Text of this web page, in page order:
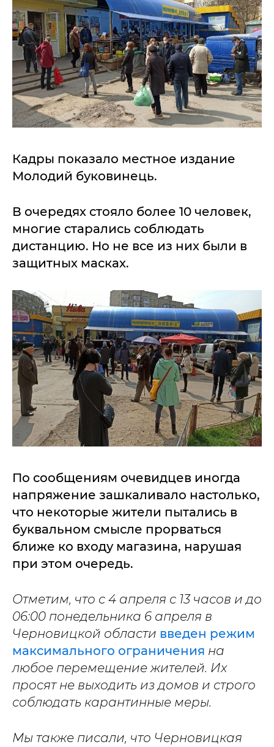
Кадры показало местное издание
Молодий буковинець.
В очередях стояло более 10 человек,
многие старались соблюдать
дистанцию. Но не все из них были в
защитных масках.
По сообщениям очевидцев иногда
напряжение зашкаливало настолько,
что некоторые жители пытались в
буквальном смысле прорваться
ближе ко входу магазина, нарушая
при этом очередь.
Отметим, что с 4 апреля с 13 часов и до
06:00 понедельника 6 апреля в
Черновицкой области введен режим
максимального ограничения на
любое перемещение жителей. Их
просят не выходить из домов и строго
соблюдать карантинные меры.
Мы также писали, что Черновицкая